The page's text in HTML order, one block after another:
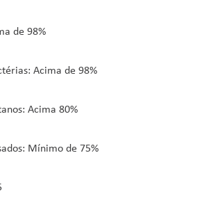
de 98%
Acima de 98%
Acima 80%
Mínimo de 75%